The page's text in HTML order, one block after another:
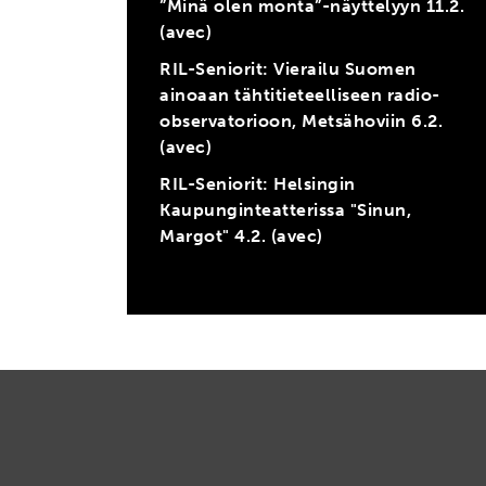
”Minä olen monta”-näyttelyyn 11.2.
(avec)
RIL-Seniorit: Vierailu Suomen
ainoaan tähtitieteelliseen radio-
observatorioon, Metsähoviin 6.2.
(avec)
RIL-Seniorit: Helsingin
Kaupunginteatterissa "Sinun,
Margot" 4.2. (avec)